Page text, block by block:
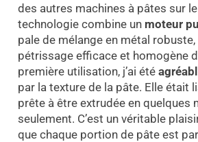
des autres machines à pâtes sur
technologie combine un moteur
pale de mélange en métal
pétrissage efficace et homogène
première utilisation, j’ai été
par la texture de la pâte. Elle était
prête à être extrudée en quelques
seulement. C’est un véritable
que chaque portion de pâte est